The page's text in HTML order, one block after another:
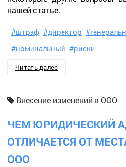
нашей статье.
#штраф #директор
#номинальный #риски
Читать далее
Внесение изменений в ООО
ЧЕМ ЮРИДИЧЕСКИЙ
ОТЛИЧАЕТСЯ ОТ
ООО